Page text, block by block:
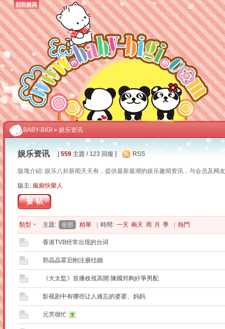
BABY-BIGI » 娱乐资讯
娱乐资讯 [559 主題 / 123 回復 ] RSS
版塊介紹: 娱乐八卦新闻天天有，提供最新最潮的娱乐趣闻资讯，与会员及网
版主: 瘋癲快樂人
發帖
類型 主題: 全部 精華 時間: 一天 兩天 周 月 季 熱門
香港TVB经常出现的台词
郭晶晶霍启刚注册结婚
《大太監》首播收視高開 陳國邦夠奸爭男配
影视剧中有哪些让人难忘的婆婆、妈妈
元芳很忙